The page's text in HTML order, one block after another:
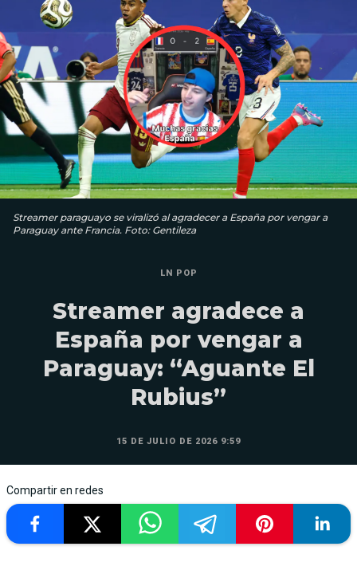
Streamer paraguayo se viralizó al agradecer a España por vengar a
Paraguay ante Francia. Foto: Gentileza
LN POP
Streamer agradece a
España por vengar a
Paraguay: “Aguante El
Rubius”
15 DE JULIO DE 2026 9:59
Compartir en redes